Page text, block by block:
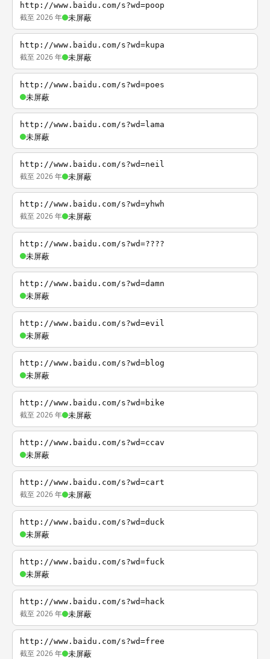
http://www.baidu.com/s?wd=poop
截至 2026 年 未屏蔽
http://www.baidu.com/s?wd=kupa
截至 2026 年 未屏蔽
http://www.baidu.com/s?wd=poes
未屏蔽
http://www.baidu.com/s?wd=lama
未屏蔽
http://www.baidu.com/s?wd=neil
截至 2026 年 未屏蔽
http://www.baidu.com/s?wd=yhwh
截至 2026 年 未屏蔽
http://www.baidu.com/s?wd=????
未屏蔽
http://www.baidu.com/s?wd=damn
未屏蔽
http://www.baidu.com/s?wd=evil
未屏蔽
http://www.baidu.com/s?wd=blog
未屏蔽
http://www.baidu.com/s?wd=bike
截至 2026 年 未屏蔽
http://www.baidu.com/s?wd=ccav
未屏蔽
http://www.baidu.com/s?wd=cart
截至 2026 年 未屏蔽
http://www.baidu.com/s?wd=duck
未屏蔽
http://www.baidu.com/s?wd=fuck
未屏蔽
http://www.baidu.com/s?wd=hack
截至 2026 年 未屏蔽
http://www.baidu.com/s?wd=free
截至 2026 年 未屏蔽